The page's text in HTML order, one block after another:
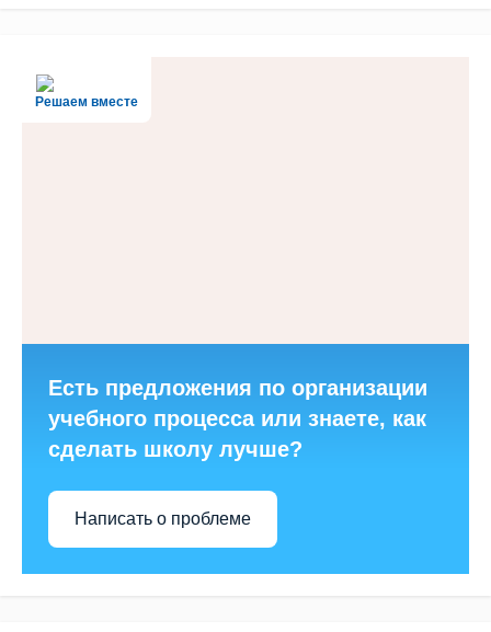
Решаем вместе
Есть предложения по организации
учебного процесса или знаете, как
сделать школу лучше?
Написать о проблеме